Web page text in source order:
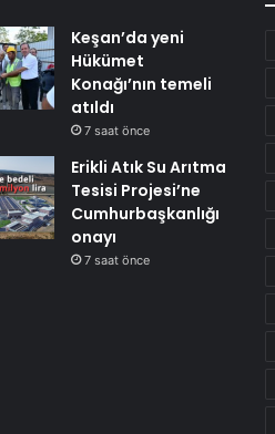
Keşan’da yeni
Hükümet
Konağı’nın temeli
atıldı
7 saat önce
Erikli Atık Su Arıtma
Tesisi Projesi’ne
Cumhurbaşkanlığı
onayı
7 saat önce